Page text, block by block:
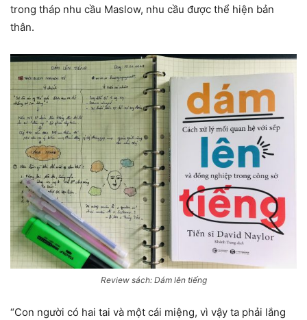
trong tháp nhu cầu Maslow, nhu cầu được thể hiện bản
thân.
Review sách: Dám lên tiếng
“Con người có hai tai và một cái miệng, vì vậy ta phải lắng